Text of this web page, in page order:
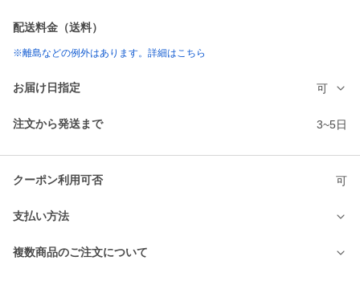
配送料金（送料）
※離島などの例外はあります。詳細はこちら
お届け日指定 可
注文から発送まで 3~5日
クーポン利用可否 可
支払い方法
複数商品のご注文について